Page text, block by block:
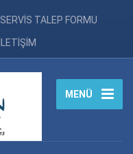
SERVİS TALEP FORMU
İLETİŞİM
MENÜ